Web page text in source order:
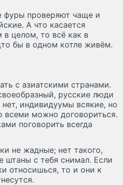
фуры проверяют чаще и
А что касается
целом, то всё как в
бы в одном котле живём.
с азиатскими странами.
русские люди
индивидуумы всякие, но
всеми можно договориться.
поговорить всегда
не жадные; нет такого,
штаны с тебя снимал. Если
относишься, то и они к